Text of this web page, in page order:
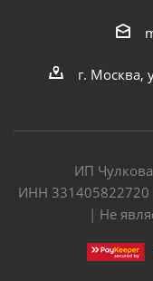
г. Москва,
ИП
ИНН
| Не